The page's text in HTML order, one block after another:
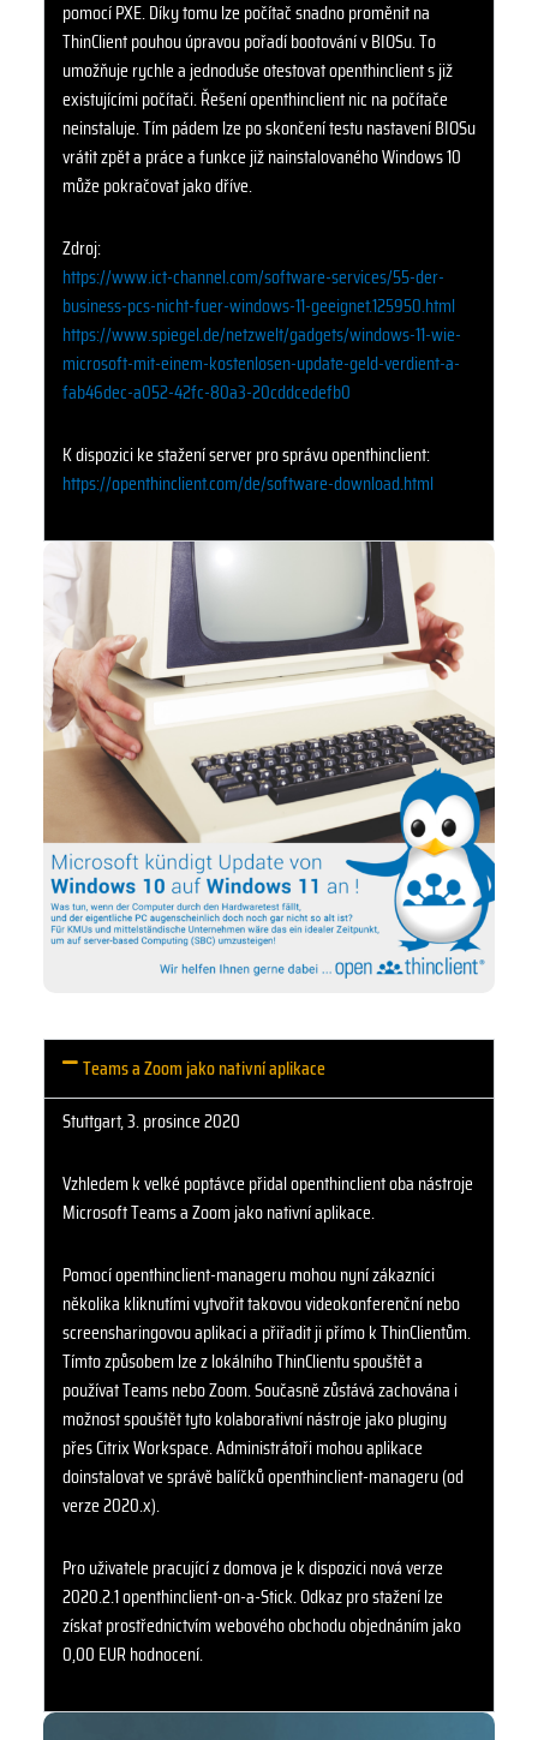
pomocí PXE. Díky tomu lze počítač snadno proměnit na
ThinClient pouhou úpravou pořadí bootování v BIOSu. To
umožňuje rychle a jednoduše otestovat openthinclient s již
existujícími počítači. Řešení openthinclient nic na počítače
neinstaluje. Tím pádem lze po skončení testu nastavení BIOSu
vrátit zpět a práce a funkce již nainstalovaného Windows 10
může pokračovat jako dříve.
Zdroj:
https://www.ict-channel.com/software-services/55-der-
business-pcs-nicht-fuer-windows-11-geeignet.125950.html
https://www.spiegel.de/netzwelt/gadgets/windows-11-wie-
microsoft-mit-einem-kostenlosen-update-geld-verdient-a-
fab46dec-a052-42fc-80a3-20cddcedefb0
K dispozici ke stažení server pro správu openthinclient:
https://openthinclient.com/de/software-download.html
Teams a Zoom jako nativní aplikace
Stuttgart, 3. prosince 2020
Vzhledem k velké poptávce přidal openthinclient oba nástroje
Microsoft Teams a Zoom jako nativní aplikace.
Pomocí openthinclient-manageru mohou nyní zákazníci
několika kliknutími vytvořit takovou videokonferenční nebo
screensharingovou aplikaci a přiřadit ji přímo k ThinClientům.
Tímto způsobem lze z lokálního ThinClientu spouštět a
používat Teams nebo Zoom. Současně zůstává zachována i
možnost spouštět tyto kolaborativní nástroje jako pluginy
přes Citrix Workspace. Administrátoři mohou aplikace
doinstalovat ve správě balíčků openthinclient-manageru (od
verze 2020.x).
Pro uživatele pracující z domova je k dispozici nová verze
2020.2.1 openthinclient-on-a-Stick. Odkaz pro stažení lze
získat prostřednictvím webového obchodu objednáním jako
0,00 EUR hodnocení.